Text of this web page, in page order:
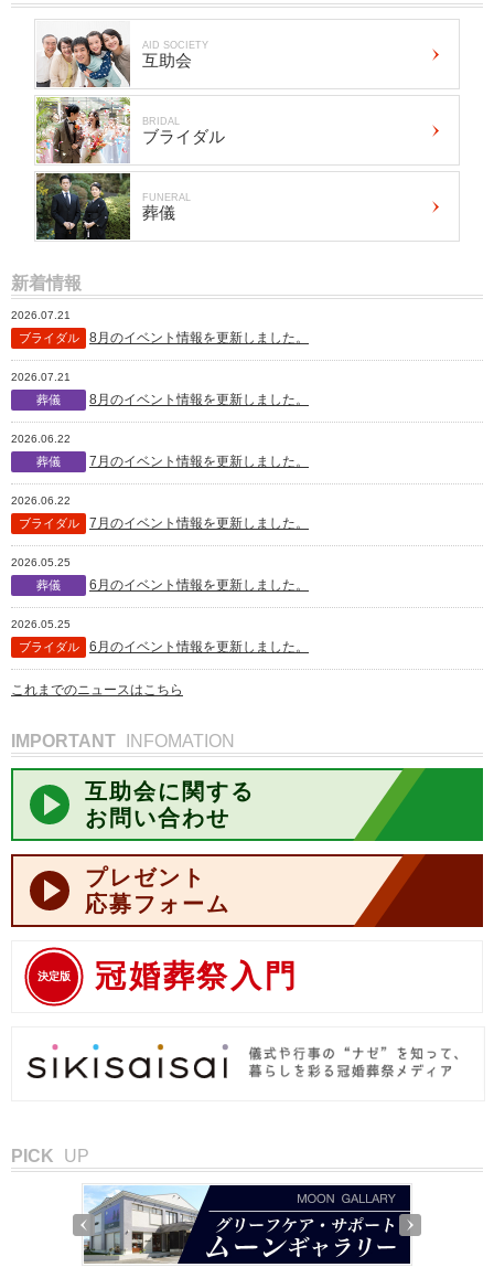
AID SOCIETY
互助会
BRIDAL
ブライダル
FUNERAL
葬儀
新着情報
2026.07.21
ブライダル 8月のイベント情報を更新しました。
2026.07.21
葬儀 8月のイベント情報を更新しました。
2026.06.22
葬儀 7月のイベント情報を更新しました。
2026.06.22
ブライダル 7月のイベント情報を更新しました。
2026.05.25
葬儀 6月のイベント情報を更新しました。
2026.05.25
ブライダル 6月のイベント情報を更新しました。
これまでのニュースはこちら
IMPORTANT INFOMATION
互助会に関する
お問い合わせ
プレゼント
応募フォーム
決定版 冠婚葬祭入門
PICK UP